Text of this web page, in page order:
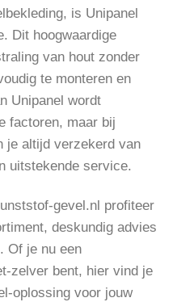
is Unipanel
Dit hoogwaardige
van hout zonder
te monteren en
Unipanel wordt
factoren, maar bij
je altijd verzekerd van
uitstekende service.
gevel.nl profiteer
deskundig advies
Of je nu een
zelver bent, hier vind je
oplossing voor jouw